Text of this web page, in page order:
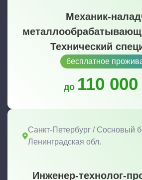
Механик-
Технический
бесплатное
до 110 000
Санкт-Петербург / Сосновый
Ленинградская обл.
Инженер-технолог-